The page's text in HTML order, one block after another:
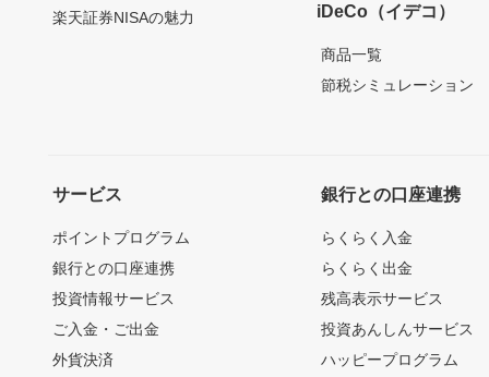
楽天証券NISAの魅力
iDeCo（イデコ）
商品一覧
節税シミュレーション
サービス
ポイントプログラム
銀行との口座連携
投資情報サービス
ご入金・ご出金
外貨決済
銀行との口座連携
らくらく入金
らくらく出金
残高表示サービス
投資あんしんサービス
ハッピープログラム